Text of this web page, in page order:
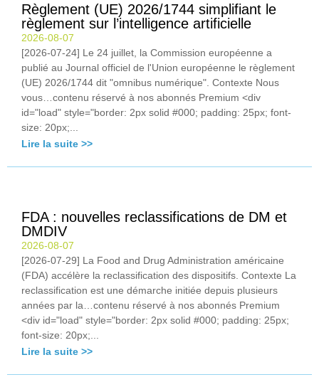
Règlement (UE) 2026/1744 simplifiant le
règlement sur l’intelligence artificielle
2026-08-07
[2026-07-24] Le 24 juillet, la Commission européenne a
publié au Journal officiel de l'Union européenne le règlement
(UE) 2026/1744 dit "omnibus numérique". Contexte Nous
vous…contenu réservé à nos abonnés Premium <div
id="load" style="border: 2px solid #000; padding: 25px; font-
size: 20px;...
Lire la suite >>
FDA : nouvelles reclassifications de DM et
DMDIV
2026-08-07
[2026-07-29] La Food and Drug Administration américaine
(FDA) accélère la reclassification des dispositifs. Contexte La
reclassification est une démarche initiée depuis plusieurs
années par la…contenu réservé à nos abonnés Premium
<div id="load" style="border: 2px solid #000; padding: 25px;
font-size: 20px;...
Lire la suite >>